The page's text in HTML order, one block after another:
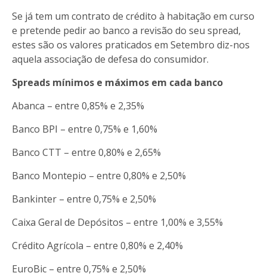
Se já tem um contrato de crédito à habitação em curso
e pretende pedir ao banco a revisão do seu spread,
estes são os valores praticados em Setembro diz-nos
aquela associação de defesa do consumidor.
Spreads mínimos e máximos em cada banco
Abanca – entre 0,85% e 2,35%
Banco BPI – entre 0,75% e 1,60%
Banco CTT – entre 0,80% e 2,65%
Banco Montepio – entre 0,80% e 2,50%
Bankinter – entre 0,75% e 2,50%
Caixa Geral de Depósitos – entre 1,00% e 3,55%
Crédito Agrícola – entre 0,80% e 2,40%
EuroBic – entre 0,75% e 2,50%